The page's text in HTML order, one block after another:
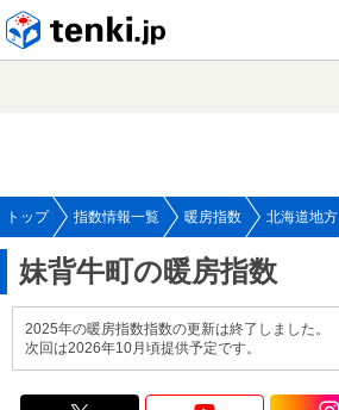
トップ 指数情報一覧 暖房指数 北海道地方
妹背牛町の暖房指数
2025年の暖房指数指数の更新は終了しました。
次回は2026年10月頃提供予定です。